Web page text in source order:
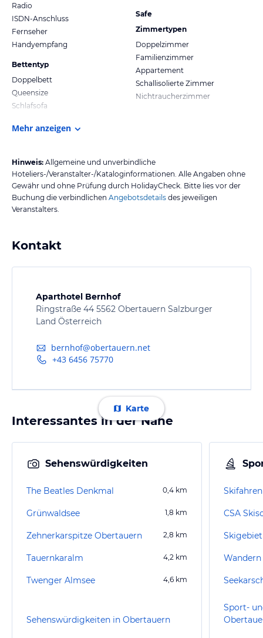
Radio
ISDN-Anschluss
Fernseher
Handyempfang
Bettentyp
Doppelbett
Queensize
Schlafsofa
Safe
Zimmertypen
Doppelzimmer
Familienzimmer
Appartement
Schallisolierte Zimmer
Nichtraucherzimmer
Mehr anzeigen
Hinweis: Allgemeine und unverbindliche
Hoteliers-/Veranstalter-/Kataloginformationen. Alle Angaben ohne
Gewähr und ohne Prüfung durch HolidayCheck. Bitte lies vor der
Buchung die verbindlichen Angebotsdetails des jeweiligen
Veranstalters.
Kontakt
Aparthotel Bernhof
Ringstraße 44 5562 Obertauern Salzburger
Land Österreich
bernhof@obertauern.net
+43 6456 75770
Karte
Interessantes in der Nähe
Sehenswürdigkeiten
The Beatles Denkmal 0,4 km
Grünwaldsee 1,8 km
Zehnerkarspitze Obertauern 2,8 km
Tauernkaralm 4,2 km
Twenger Almsee 4,6 km
Sehenswürdigkeiten in Obertauern
Skifahren
CSA
Sport-